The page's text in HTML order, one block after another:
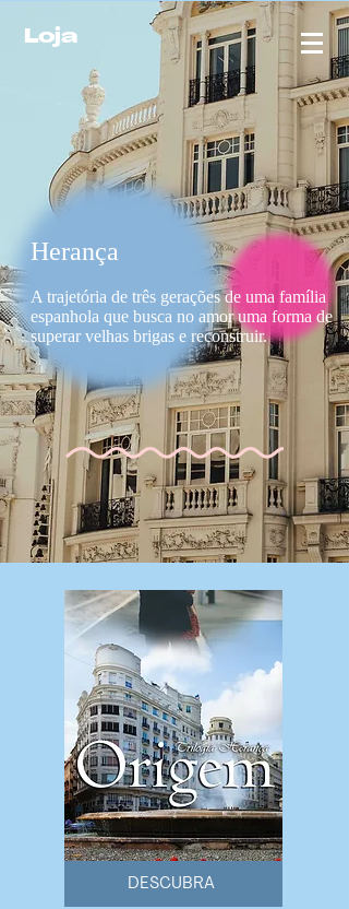
Loja
MÔ
Herança
A trajetória de três gerações de uma família
espanhola que busca no amor uma forma de
superar velhas brigas e reconstruir.
DESCUBRA